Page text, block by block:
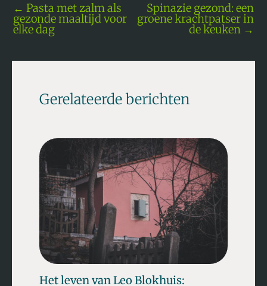
← Pasta met zalm als
gezonde maaltijd voor
elke dag
Spinazie gezond: een
groene krachtpatser in
de keuken →
Gerelateerde berichten
Het leven van Leo Blokhuis: